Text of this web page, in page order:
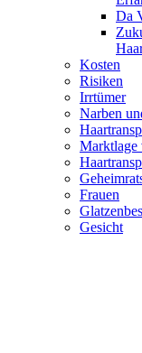
Da
Kosten
Risiken
Irrtümer
Narben
Frauen
Gesicht